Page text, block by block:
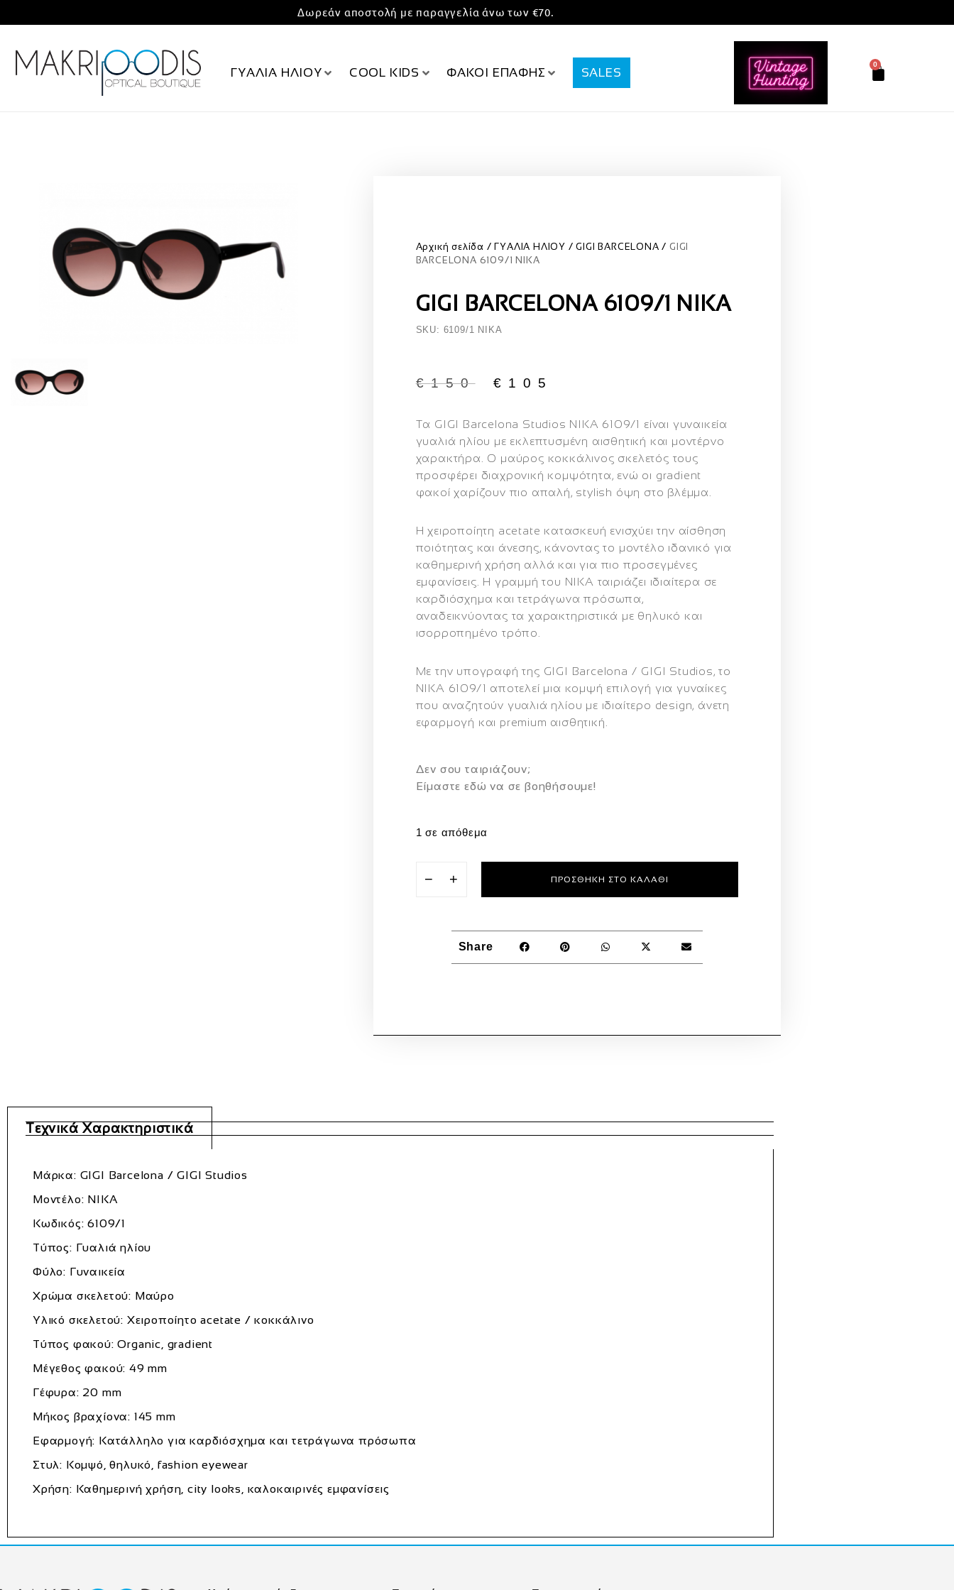
Δωρεάν αποστολή με παραγγελία άνω των €70.
ΓΥΑΛΙΑ ΗΛΙΟΥ COOL KIDS ΦΑΚΟΙ ΕΠΑΦΗΣ SALES
0
Αρχική σελίδα ΓΥΑΛΙΑ ΗΛΙΟΥ GIGI BARCELONA
GIGI
BARCELONA 6109/1 NIKA
GIGI BARCELONA 6109/1 NIKA
SKU: 6109/1 NIKA
€150 € 105
Τα GIGI Barcelona Studios NIKA 6109/1 είναι γυναικεία
γυαλιά ηλίου με εκλεπτυσμένη αισθητική και μοντέρνο
χαρακτήρα. Ο μαύρος κοκκάλινος σκελετός τους
προσφέρει διαχρονική κομψότητα, ενώ οι gradient
φακοί χαρίζουν πιο απαλή, stylish όψη στο βλέμμα.
Η χειροποίητη acetate κατασκευή ενισχύει την αίσθηση
ποιότητας και άνεσης, κάνοντας το μοντέλο ιδανικό για
καθημερινή χρήση αλλά και για πιο προσεγμένες
εμφανίσεις. Η γραμμή του NIKA ταιριάζει ιδιαίτερα σε
καρδιόσχημα και τετράγωνα πρόσωπα,
αναδεικνύοντας τα χαρακτηριστικά με θηλυκό και
ισορροπημένο τρόπο.
Με την υπογραφή της GIGI Barcelona / GIGI Studios, το
NIKA 6109/1 αποτελεί μια κομψή επιλογή για γυναίκες
που αναζητούν γυαλιά ηλίου με ιδιαίτερο design, άνετη
εφαρμογή και premium αισθητική.
Δεν σου ταιριάζουν;
Eίμαστε εδώ να σε βοηθήσουμε!
1 σε απόθεμα
− + ΠΡΟΣΘΉΚΗ ΣΤΟ ΚΑΛΆΘΙ
Share
Τεχνικά Χαρακτηριστικά
Μάρκα: GIGI Barcelona / GIGI Studios
Μοντέλο: NIKA
Κωδικός: 6109/1
Τύπος: Γυαλιά ηλίου
Φύλο: Γυναικεία
Χρώμα σκελετού: Μαύρο
Υλικό σκελετού: Χειροποίητο acetate / κοκκάλινο
Τύπος φακού: Organic, gradient
Μέγεθος φακού: 49 mm
Γέφυρα: 20 mm
Μήκος βραχίονα: 145 mm
Εφαρμογή: Κατάλληλο για καρδιόσχημα και τετράγωνα πρόσωπα
Στυλ: Κομψό, θηλυκό, fashion eyewear
Χρήση: Καθημερινή χρήση, city looks, καλοκαιρινές εμφανίσεις